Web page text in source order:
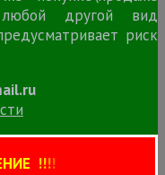
другой вид
риск
!!!!